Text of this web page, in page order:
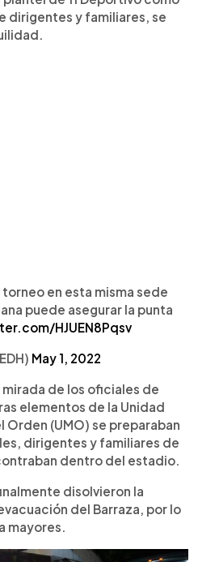
dirigentes y familiares, se
en esta misma sede
puede asegurar la punta
HJUEN8Pqsv
May 1, 2022
de los oficiales de
elementos de la Unidad
(UMO) se preparaban
dirigentes y familiares de
dentro del estadio.
disolvieron la
del Barraza, por lo
mayores.